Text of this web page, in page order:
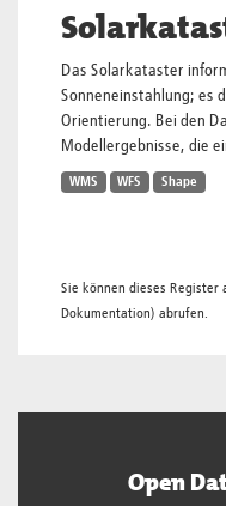
Das Solarkataster
Sonneneinstahlung; es
Orientierung. Bei den
Modellergebnisse, die
WMS WFS Shape
Sie können dieses Register
Dokumentation) abrufen.
Open